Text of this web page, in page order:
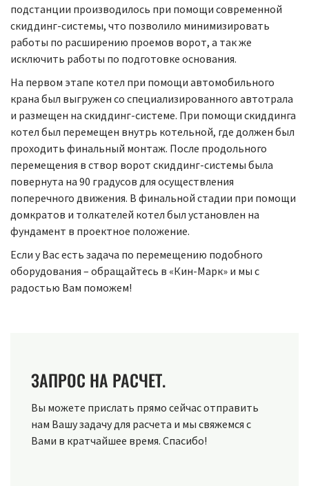
подстанции производилось при помощи современной
скиддинг-системы, что позволило минимизировать
работы по расширению проемов ворот, а так же
исключить работы по подготовке основания.
На первом этапе котел при помощи автомобильного
крана был выгружен со специализированного автотрала
и размещен на скиддинг-системе. При помощи скиддинга
котел был перемещен внутрь котельной, где должен был
проходить финальный монтаж. После продольного
перемещения в створ ворот скиддинг-системы была
повернута на 90 градусов для осуществления
поперечного движения. В финальной стадии при помощи
домкратов и толкателей котел был установлен на
фундамент в проектное положение.
Если у Вас есть задача по перемещению подобного
оборудования – обращайтесь в «Кин-Марк» и мы с
радостью Вам поможем!
ЗАПРОС НА РАСЧЕТ.
Вы можете прислать прямо сейчас отправить
нам Вашу задачу для расчета и мы свяжемся с
Вами в кратчайшее время. Спасибо!